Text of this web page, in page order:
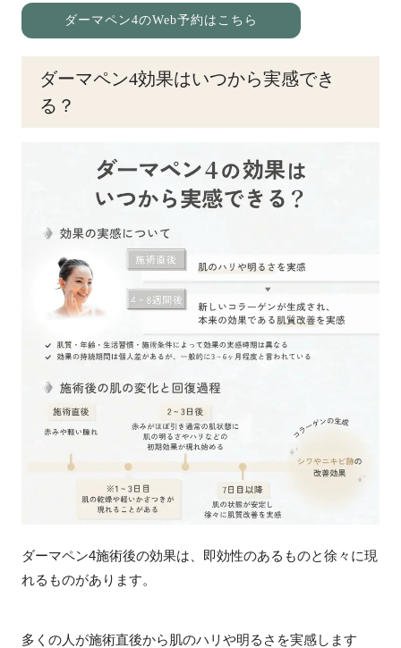
ダーマペン4のWeb予約はこちら
ダーマペン4効果はいつから実感でき
る？
ダーマペン4施術後の効果は、即効性のあるものと徐々に現
れるものがあります。
多くの人が施術直後から肌のハリや明るさを実感します